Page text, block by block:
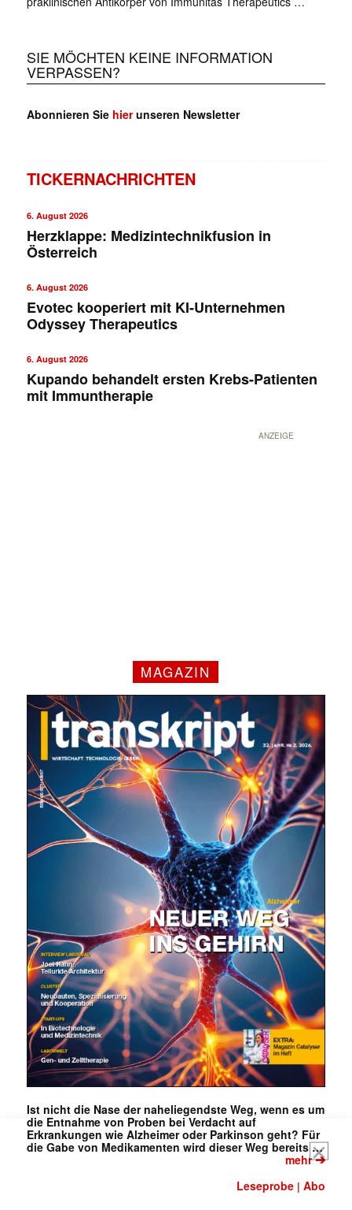
Mit dem |transkript-Newsletter
jede Woche aktuell informiert.
✕
E-
Mail
SIE MÖCHTEN KEINE INFORMATION
VERPASSEN?
Abonnieren Sie hierunseren Newsletter
TICKERNACHRICHTEN
6. August 2026
Herzklappe: Medizintechnikfusion in
Österreich
6. August 2026
Evotec kooperiert mit KI-Unternehmen
Odyssey Therapeutics
6. August 2026
Kupando behandelt ersten Krebs-Patienten
mit Immuntherapie
ANZEIGE
MAGAZIN
Ist nicht die Nase der naheliegendste Weg, wenn es um
die Entnahme von Proben bei Verdacht auf
Erkrankungen wie Alzheimer oder Parkinson geht? Für
die Gabe von Medikamenten wird dieser Weg bereits …
mehr➔
Leseprobe |Abo